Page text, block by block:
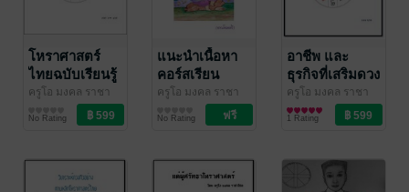
โหราศาสตร์
ไทยฉบับเรียนรู้
ได้ด้วยตัวเอง
ครูโอ มงคล ราชา
/ บุษกรจันทร์
ดวงพยากรณ์/ฮวง
จุ้ย/โหราศาสตร์
No Rating
แนะนำเนื้อหา
คอร์สเรียน
ออนไลน์บนกลุ่ม
ปิดเฟสบุ๊ค
ครูโอ มงคล ราชา
/ บุษกรจันทร์
ดวงพยากรณ์/ฮวง
จุ้ย/โหราศาสตร์
No Rating
อาชีพ และ
ธุรกิจที่เสริมดวง
ชะตาตามหลัก
โหราศาสตร์
ครูโอ มงคล ราชา
โชค/ บุษกรจันทร์
ดวงพยากรณ์/ฮวง
จุ้ย/โหราศาสตร์
1 Rating